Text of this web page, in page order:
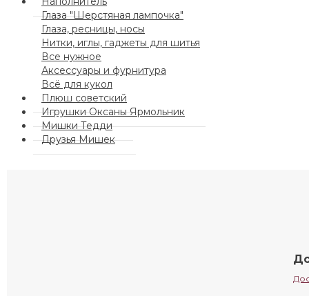
Глаза "Шерстяная лампочка"
Глаза, ресницы, носы
Нитки, иглы, гаджеты для шитья
Все нужное
Аксессуары и фурнитура
Всё для кукол
Плюш советский
Игрушки Оксаны Ярмольник
Мишки Тедди
Друзья Мишек